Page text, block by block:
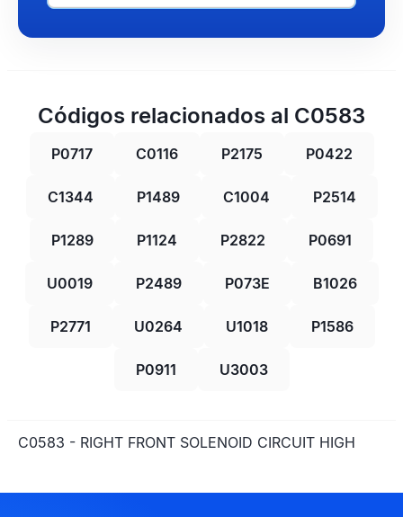
Códigos relacionados al C0583
P0717 C0116 P2175 P0422
C1344 P1489 C1004 P2514
P1289 P1124 P2822 P0691
U0019 P2489 P073E B1026
P2771 U0264 U1018 P1586
P0911 U3003
C0583 - RIGHT FRONT SOLENOID CIRCUIT HIGH